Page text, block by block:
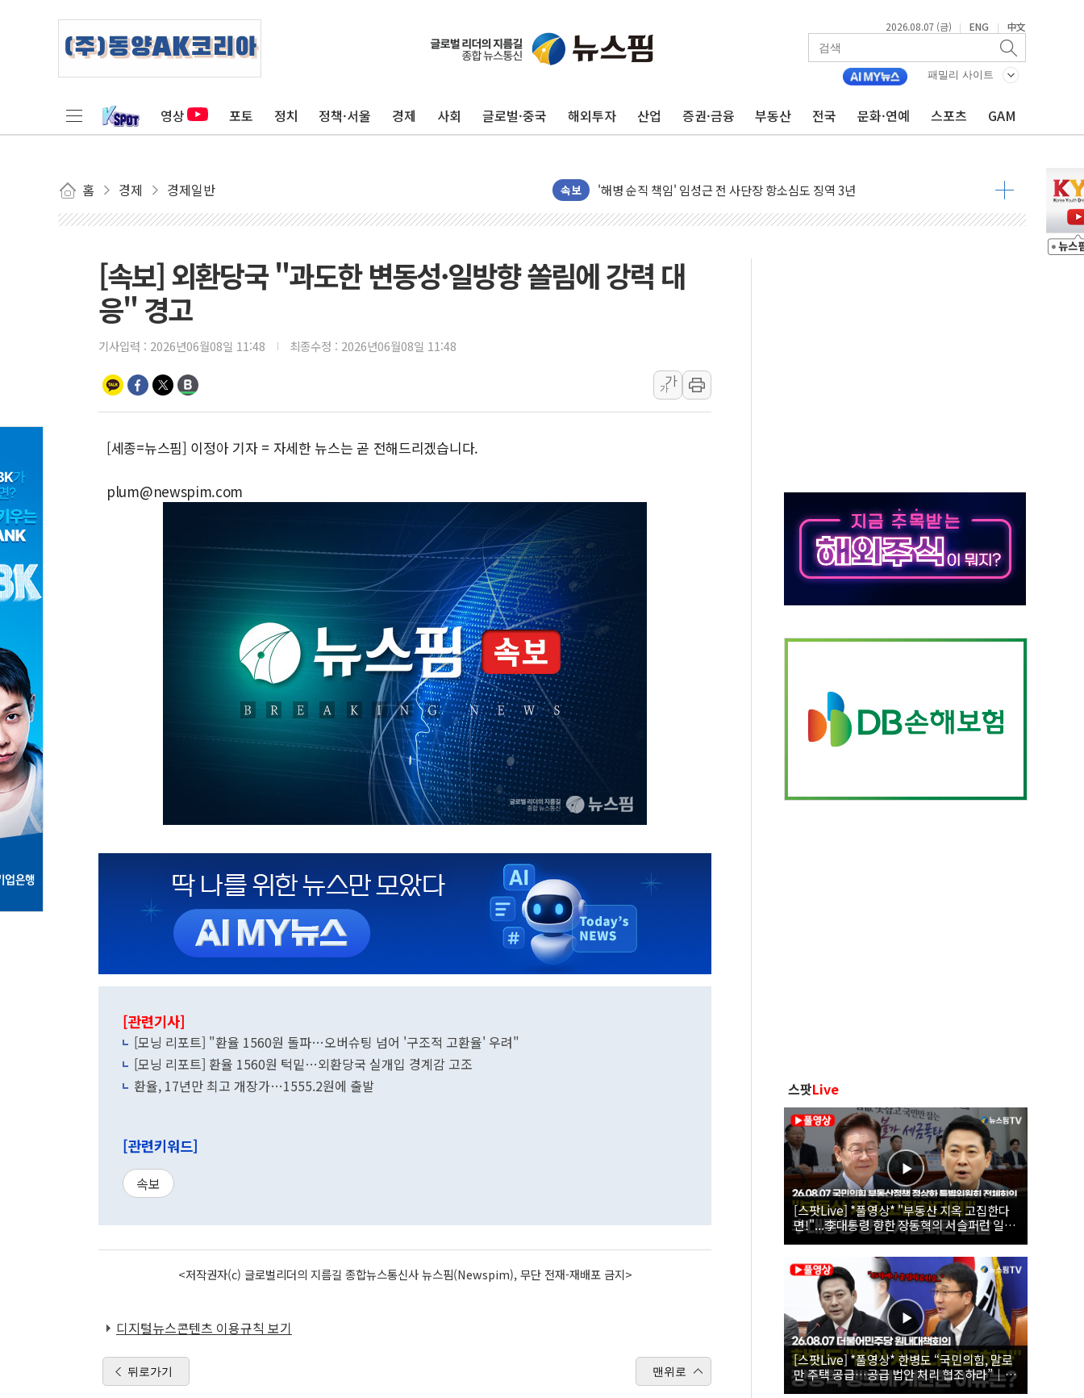
2026.08.07 (금) | ENG | 中文
패밀리 사이트
영상 포토 정치 정책·서울 경제 사회 글로벌·중국 해외투자 산업 증권·금융 부동산 전국 문화·연예 스포츠 GAM
홈 경제 경제일반 속보
전남광주 화정역 인근 도로 4중 추돌…1명 심정지·5명 부상
'해병 순직 책임' 임성근 전 사단장 항소심도 징역 3년
헥토이노베이션, 상반기 매출 첫 2000억원 돌파
NH농협은행, 모두투어 제휴 여행적금 완판
민병덕 "오늘 67개 점포 영업 재개...장바구니에 홈플러스 담아달라" 호소
'입추'인데 연일 찜통더위…김성환 기후부 장관 "예측범위 벗어나도 즉시대응"
"최대 2시간 앞서 침수 예측"…건설연, AI 위험기상 기술 개발
[속보] 종합특검, '尹 관저 이전 감사 무마' 유병호 감사위원 구속 기소
AI에 승부 건 네이버…내년 AI 팩토리 매출 본격화
日, 4~6월 105조원 환시 개입...4월 말 '56조원' 사상 최대
오렌지플래닛 창업재단, 스타트업 지원 프로그램 성료
[속보] 외환당국 "과도한 변동성·일방향 쏠림에 강력 대
응" 경고
기사입력 : 2026년06월08일 11:48 최종수정 : 2026년06월08일 11:48
가
가
[세종=뉴스핌] 이정아 기자 = 자세한 뉴스는 곧 전해드리겠습니다.
plum@newspim.com
[관련기사]
[모닝 리포트] "환율 1560원 돌파…오버슈팅 넘어 '구조적 고환율' 우려"
[모닝 리포트] 환율 1560원 턱밑…외환당국 실개입 경계감 고조
환율, 17년만 최고 개장가…1555.2원에 출발
[관련키워드]
속보
<저작권자(c) 글로벌리더의 지름길 종합뉴스통신사 뉴스핌(Newspim), 무단 전재-재배포 금지>
디지털뉴스콘텐츠 이용규칙 보기
뒤로가기 맨위로
스팟Live
[스팟Live] *풀영상* "부동산 지옥 고집한다
면!"...李대통령 향한 장동혁의 서슬퍼런 일갈
| 26.08.07 국민의힘 부동산정책 정상화 특별
위원회 전체회의
[스팟Live] *풀영상* 한병도 “국민의힘, 말로
만 주택 공급…공급 법안 처리 협조하라”｜
26.08.07 더불어민주당 원내대책회의